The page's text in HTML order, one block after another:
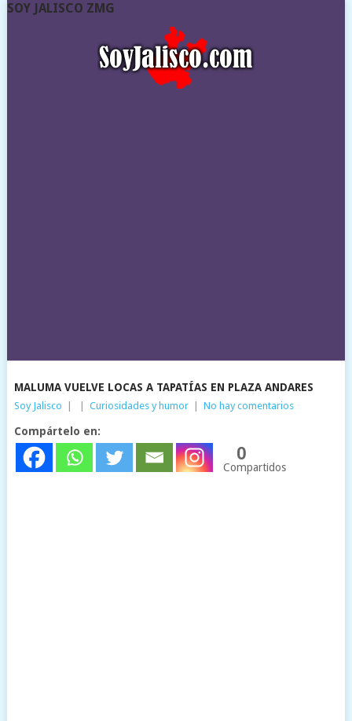
SOY JALISCO ZMG
MALUMA VUELVE LOCAS A TAPATÍAS EN PLAZA ANDARES
Soy Jalisco Curiosidades y humor No hay comentarios
Compártelo en:
0
Compartidos